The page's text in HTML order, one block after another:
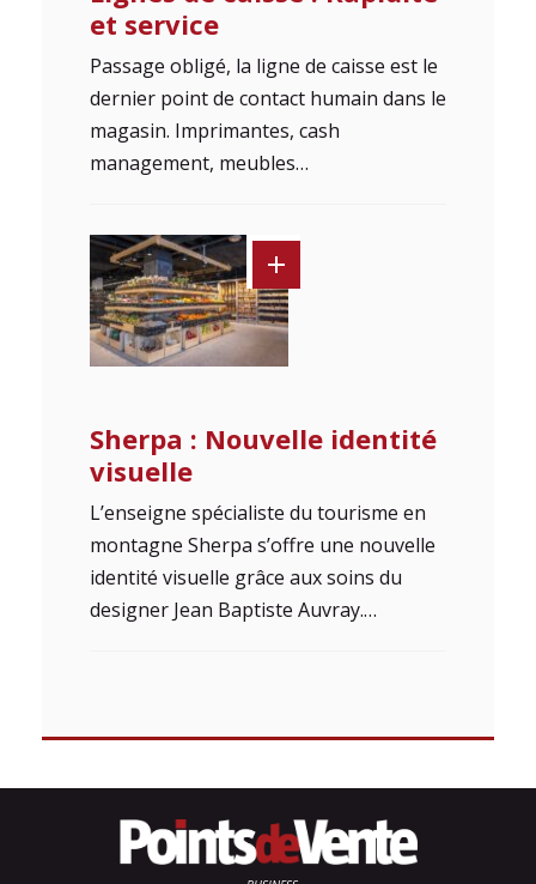
et service
Passage obligé, la ligne de caisse est le
dernier point de contact humain dans le
magasin. Imprimantes, cash
management, meubles…
Sherpa : Nouvelle identité
visuelle
L’enseigne spécialiste du tourisme en
montagne Sherpa s’offre une nouvelle
identité visuelle grâce aux soins du
designer Jean Baptiste Auvray.…